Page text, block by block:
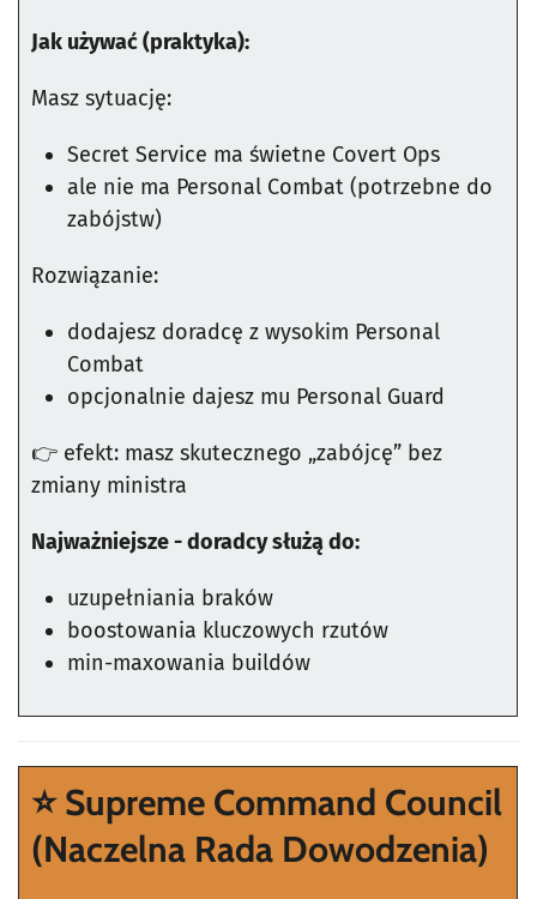
Jak używać (praktyka):
Masz sytuację:
Secret Service ma świetne Covert Ops
ale nie ma Personal Combat (potrzebne do
zabójstw)
Rozwiązanie:
dodajesz doradcę z wysokim Personal
Combat
opcjonalnie dajesz mu Personal Guard
👉 efekt: masz skutecznego „zabójcę” bez
zmiany ministra
Najważniejsze - doradcy służą do:
uzupełniania braków
boostowania kluczowych rzutów
min-maxowania buildów
⭐Supreme Command Council
(Naczelna Rada Dowodzenia)